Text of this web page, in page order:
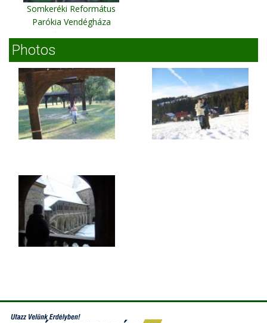
Somkeréki Református
Parókia Vendégháza
Photos